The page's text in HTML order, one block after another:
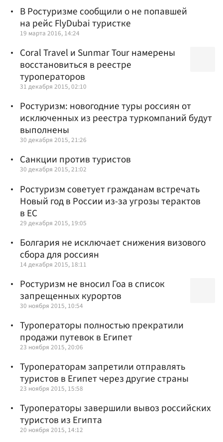
В Ростуризме сообщили о не попавшей
на рейс FlyDubai туристке
19 марта 2016, 14:24
Coral Travel и Sunmar Tour намерены
восстановиться в реестре
туроператоров
31 декабря 2015, 02:10
Ростуризм: новогодние туры россиян от
исключенных из реестра туркомпаний будут
выполнены
30 декабря 2015, 21:26
Санкции против туристов
30 декабря 2015, 21:02
Ростуризм советует гражданам встречать
Новый год в России из-за угрозы терактов
в ЕС
29 декабря 2015, 19:05
Болгария не исключает снижения визового
сбора для россиян
14 декабря 2015, 18:11
Ростуризм не вносил Гоа в список
запрещенных курортов
30 ноября 2015, 10:54
Туроператоры полностью прекратили
продажи путевок в Египет
23 ноября 2015, 20:06
Туроператорам запретили отправлять
туристов в Египет через другие страны
23 ноября 2015, 15:58
Туроператоры завершили вывоз российских
туристов из Египта
20 ноября 2015, 14:12